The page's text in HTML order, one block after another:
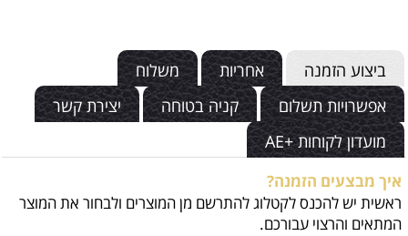
ביצוע הזמנה אחריות
משלוח
אפשרויות תשלום
קניה בטוחה
יצירת קשר
מועדון לקוחות +AE
איך מבצעים הזמנה?
ראשית יש להכנס לקטלוג להתרשם מן המוצרים ולבחור את המוצר
המתאים והרצוי עבורכם.